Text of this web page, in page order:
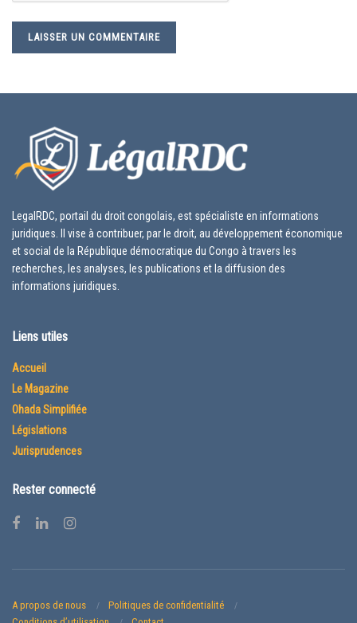
LegalRDC, portail du droit congolais, est spécialiste en informations
juridiques. Il vise à contribuer, par le droit, au développement économique
et social de la République démocratique du Congo à travers les
recherches, les analyses, les publications et la diffusion des
informations juridiques.
Liens utiles
Accueil
Le Magazine
Ohada Simplifiée
Législations
Jurisprudences
Rester connecté
A propos de nous
Politiques de confidentialité